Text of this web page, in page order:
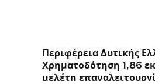
Περιφέρεια Δυτικής
Χρηματοδότηση 1,86
μελέτη